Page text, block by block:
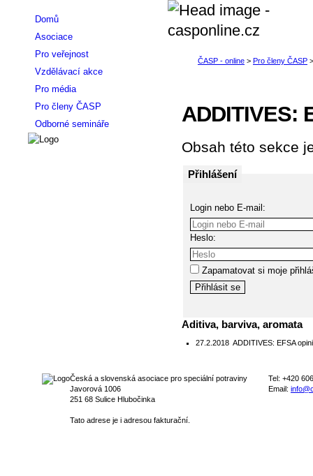
ADDITIVES:
Obsah této sekce
Přihlášení
Login nebo E-mail:
Heslo:
Zapamatovat si moje
Aditiva, barviva, aromata
27.2.2018 ADDITIVES: EFSA
Domů
Asociace
Pro veřejnost
Vzdělávací akce
Pro média
Pro členy ČASP
Odborné semináře
Česká a slovenská asociace pro speciální potraviny
Javorová 1006
251 68 Sulice Hlubočinka
Tato adrese je i adresou fakturační.
Tel: +420
Email: